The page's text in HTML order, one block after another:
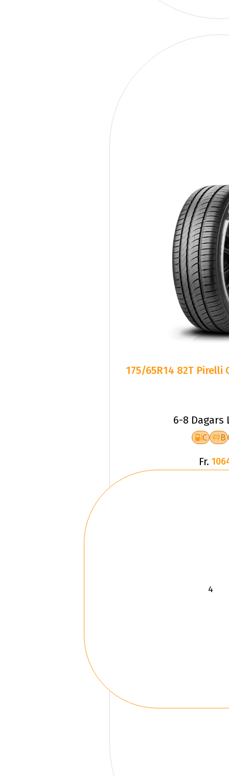
175/65R14 82T Pirelli
6-8 Dagars
C B
Fr.